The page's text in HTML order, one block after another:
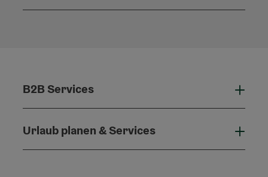
B2B Services
Urlaub planen & Services